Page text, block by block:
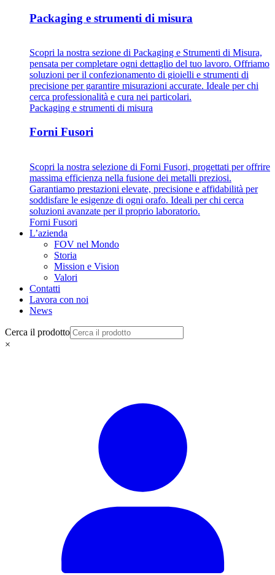
Packaging e strumenti di misura
Scopri la nostra sezione di Packaging e Strumenti di Misura,
pensata per completare ogni dettaglio del tuo lavoro. Offriamo
soluzioni per il confezionamento di gioielli e strumenti di
precisione per garantire misurazioni accurate. Ideale per chi
cerca professionalità e cura nei particolari.
Packaging e strumenti di misura
Forni Fusori
Scopri la nostra selezione di Forni Fusori, progettati per offrire
massima efficienza nella fusione dei metalli preziosi.
Garantiamo prestazioni elevate, precisione e affidabilità per
soddisfare le esigenze di ogni orafo. Ideali per chi cerca
soluzioni avanzate per il proprio laboratorio.
Forni Fusori
L’azienda
FOV nel Mondo
Storia
Mission e Vision
Valori
Contatti
Lavora con noi
News
Cerca il prodotto
×